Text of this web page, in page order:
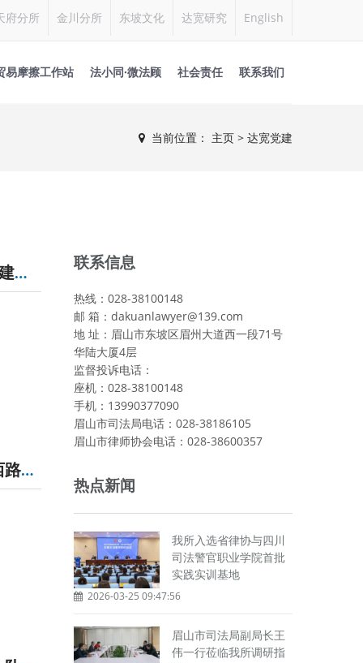
府分所 金川分所 东坡文化 达宽研究 English
易摩擦工作站 法小同·微法顾 社会责任 联系我们
当前位置： 主页 > 达宽党建
争做‘四有律师’、创建‘四化律所’主题推进会暨迎“七一”支部联建活动顺利开展
我所与省交通运输综合行政执法总队第四支队十大队、文安西路社区联合开展“联动共建 法治同行”专题活动
联系信息
热线：028-38100148
邮 箱：dakuanlawyer@139.com
地 址：眉山市东坡区眉州大道西一段71号
华陆大厦4层
监督投诉电话：
座机：028-38100148
手机：13990377090
眉山市司法局电话：028-38186105
眉山市律师协会电话：028-38600357
热点新闻
我所入选省律协与四川
司法警官职业学院首批
实践实训基地
2026-03-25 09:47:56
眉山市司法局副局长王
伟一行莅临我所调研指